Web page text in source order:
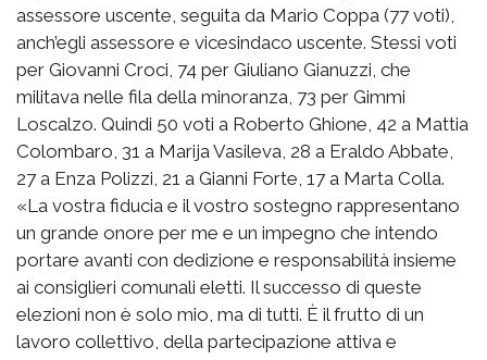
assessore uscente, seguita da Mario Coppa (77 voti),
anch’egli assessore e vicesindaco uscente. Stessi voti
per Giovanni Croci, 74 per Giuliano Gianuzzi, che
militava nelle fila della minoranza, 73 per Gimmi
Loscalzo. Quindi 50 voti a Roberto Ghione, 42 a Mattia
Colombaro, 31 a Marija Vasileva, 28 a Eraldo Abbate,
27 a Enza Polizzi, 21 a Gianni Forte, 17 a Marta Colla.
«La vostra fiducia e il vostro sostegno rappresentano
un grande onore per me e un impegno che intendo
portare avanti con dedizione e responsabilità insieme
ai consiglieri comunali eletti. Il successo di queste
elezioni non è solo mio, ma di tutti. È il frutto di un
lavoro collettivo, della partecipazione attiva e